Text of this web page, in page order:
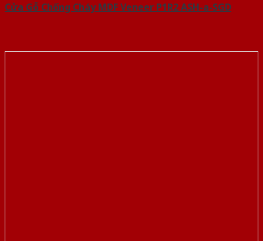
Cửa Gỗ Chống Cháy MDF Veneer P1R2 ASH-a-SGD